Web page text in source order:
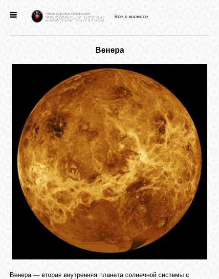
СТАТЬИ
ФАЙЛЫ
ВИДЕО
ВХОД
Все о космосе
Венера
Венера — вторая внутренняя планета солнечной системы с